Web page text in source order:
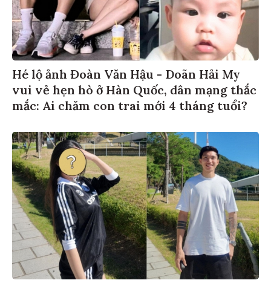
Hé lộ ảnh Đoàn Văn Hậu - Doãn Hải My
vui vẻ hẹn hò ở Hàn Quốc, dân mạng thắc
mắc: Ai chăm con trai mới 4 tháng tuổi?